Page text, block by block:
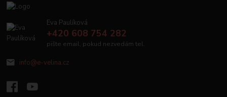
Eva Paulíková
+420 608 754 282
pište email, pokud nezvedám tel.
info@e-velina.cz